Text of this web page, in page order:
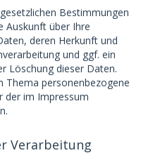
Bestimmungen
Auskunft über Ihre
deren Herkunft und
und ggf. ein
Löschung dieser Daten.
Thema personenbezogene
der im Impressum
Verarbeitung